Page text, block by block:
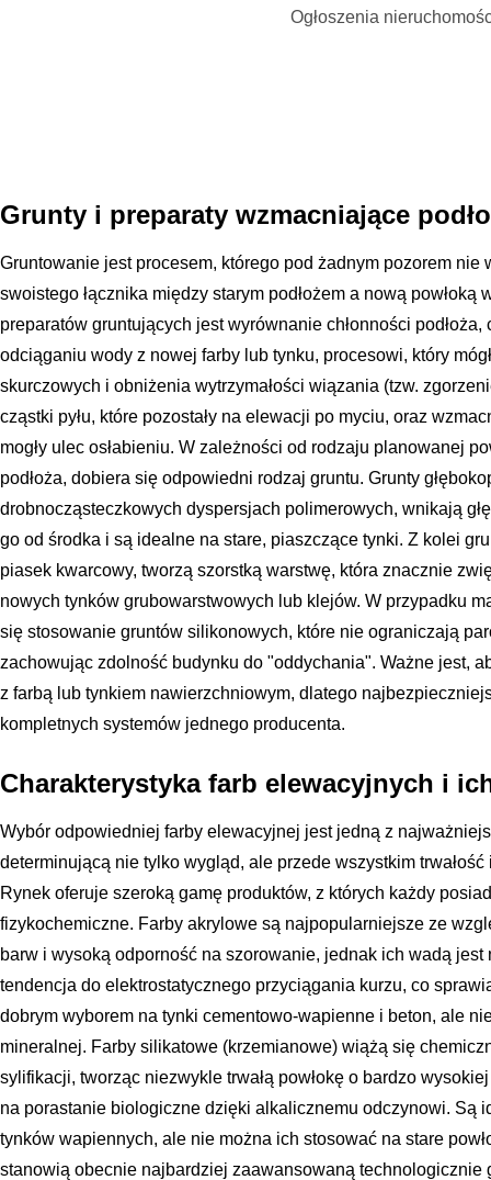
Ogłoszenia
Grunty i preparaty wzmacniające
Gruntowanie jest procesem, którego pod żadnym pozorem nie
swoistego łącznika między starym podłożem a nową powłoką
preparatów gruntujących jest wyrównanie chłonności
odciąganiu wody z nowej farby lub tynku, procesowi, który
skurczowych i obniżenia wytrzymałości wiązania (tzw.
cząstki pyłu, które pozostały na elewacji po myciu, oraz
mogły ulec osłabieniu. W zależności od rodzaju planowanej
podłoża, dobiera się odpowiedni rodzaj gruntu. Grunty
drobnocząsteczkowych dyspersjach polimerowych, wnikają
go od środka i są idealne na stare, piaszczące tynki. Z kolei
piasek kwarcowy, tworzą szorstką warstwę, która znacznie
nowych tynków grubowarstwowych lub klejów. W przypadku
się stosowanie gruntów silikonowych, które nie ograniczają
zachowując zdolność budynku do "oddychania". Ważne jest,
z farbą lub tynkiem nawierzchniowym, dlatego
kompletnych systemów jednego producenta.
Charakterystyka farb elewacyjnych i
Wybór odpowiedniej farby elewacyjnej jest jedną z
determinującą nie tylko wygląd, ale przede wszystkim
Rynek oferuje szeroką gamę produktów, z których każdy
fizykochemiczne. Farby akrylowe są najpopularniejsze ze
barw i wysoką odporność na szorowanie, jednak ich wadą
tendencja do elektrostatycznego przyciągania kurzu, co
dobrym wyborem na tynki cementowo-wapienne i beton, ale
mineralnej. Farby silikatowe (krzemianowe) wiążą się
sylifikacji, tworząc niezwykle trwałą powłokę o bardzo
na porastanie biologiczne dzięki alkalicznemu odczynowi. Są
tynków wapiennych, ale nie można ich stosować na stare
stanowią obecnie najbardziej zaawansowaną technologicznie